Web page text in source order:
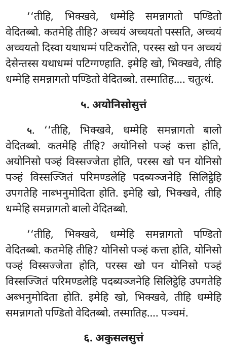
‘‘तीहि, भिक्खवे, धम्मेहि समन्नागतो पण्डितो
वेदितब्बो. कतमेहि तीहि? अच्चयं अच्चयतो पस्सति, अच्चयं
अच्चयतो दिस्वा यथाधम्मं पटिकरोति, परस्स खो पन अच्चयं
देसेन्तस्स यथाधम्मं पटिग्गण्हाति. इमेहि खो, भिक्खवे, तीहि
धम्मेहि समन्नागतो पण्डितो वेदितब्बो. तस्मातिह…. चतुत्थं.
५. अयोनिसोसुत्तं
५. ‘‘तीहि, भिक्खवे, धम्मेहि समन्नागतो बालो
वेदितब्बो. कतमेहि तीहि? अयोनिसो पञ्हं कत्ता होति,
अयोनिसो पञ्हं विस्सज्जेता होति, परस्स खो पन योनिसो
पञ्हं विस्सज्जितं परिमण्डलेहिपदब्यञ्जनेहि सिलिट्ठेहि
उपगतेहि नाब्भनुमोदिता होति. इमेहि खो, भिक्खवे, तीहि
धम्मेहि समन्नागतो बालो वेदितब्बो.
‘‘तीहि, भिक्खवे, धम्मेहि समन्नागतो पण्डितो
वेदितब्बो. कतमेहि तीहि? योनिसो पञ्हं कत्ता होति, योनिसो
पञ्हं विस्सज्जेता होति, परस्स खो पन योनिसो पञ्हं
विस्सज्जितं परिमण्डलेहि पदब्यञ्जनेहि सिलिट्ठेहि उपगतेहि
अब्भनुमोदिता होति. इमेहि खो, भिक्खवे, तीहि धम्मेहि
समन्नागतो पण्डितो वेदितब्बो. तस्मातिह…. पञ्चमं.
६. अकुसलसुत्तं